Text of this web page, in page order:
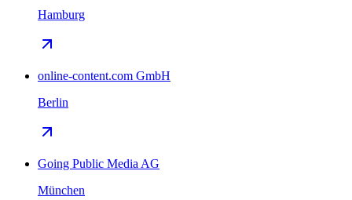
Hamburg
online-content.com GmbH
Berlin
Going Public Media AG
München